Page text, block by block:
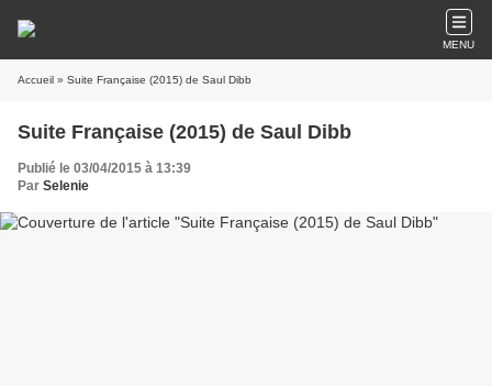
MENU
Accueil » Suite Française (2015) de Saul Dibb
Suite Française (2015) de Saul Dibb
Publié le 03/04/2015 à 13:39
Par Selenie